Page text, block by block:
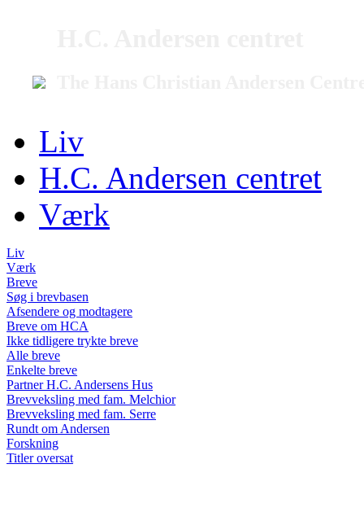
Liv
H.C. Andersen centret
Værk
Liv
Værk
Breve
Søg i brevbasen
Afsendere og modtagere
Breve om HCA
Ikke tidligere trykte breve
Alle breve
Enkelte breve
Partner H.C. Andersens Hus
Brevveksling med fam. Melchior
Brevveksling med fam. Serre
Rundt om Andersen
Forskning
Titler oversat